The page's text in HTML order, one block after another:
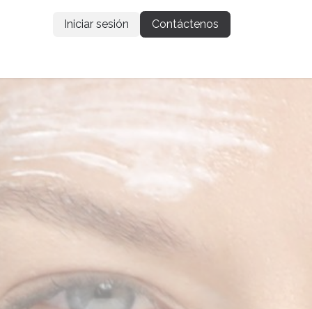
Iniciar sesión Contáctenos